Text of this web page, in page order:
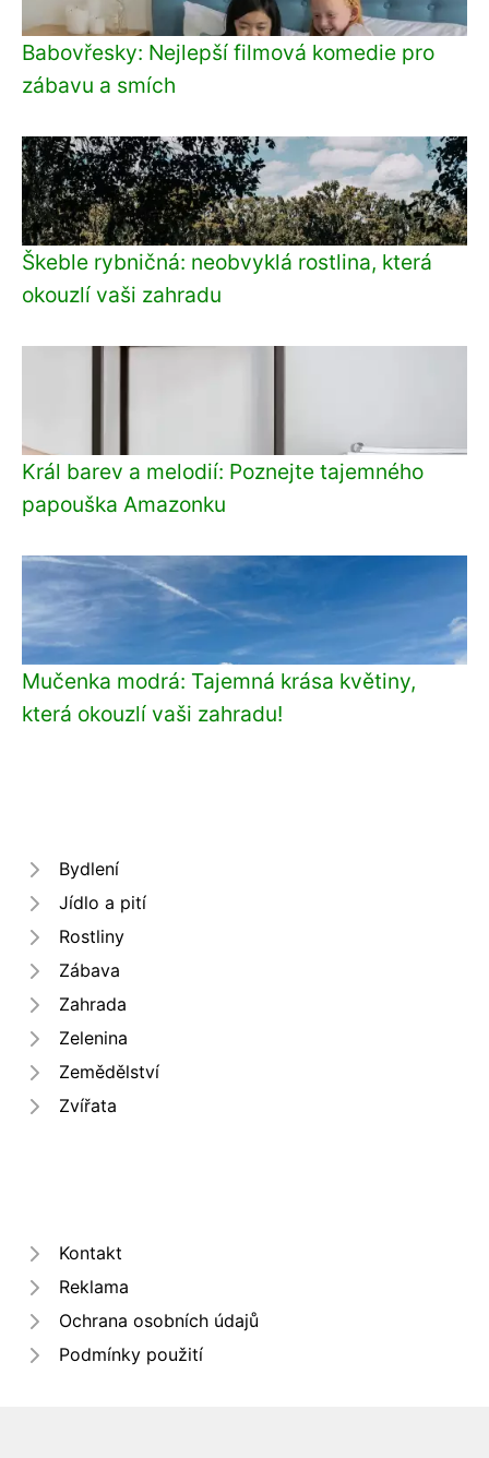
Babovřesky: Nejlepší filmová komedie pro
zábavu a smích
Škeble rybničná: neobvyklá rostlina, která
okouzlí vaši zahradu
Král barev a melodií: Poznejte tajemného
papouška Amazonku
Mučenka modrá: Tajemná krása květiny,
která okouzlí vaši zahradu!
Bydlení
Jídlo a pití
Rostliny
Zábava
Zahrada
Zelenina
Zemědělství
Zvířata
Kontakt
Reklama
Ochrana osobních údajů
Podmínky použití